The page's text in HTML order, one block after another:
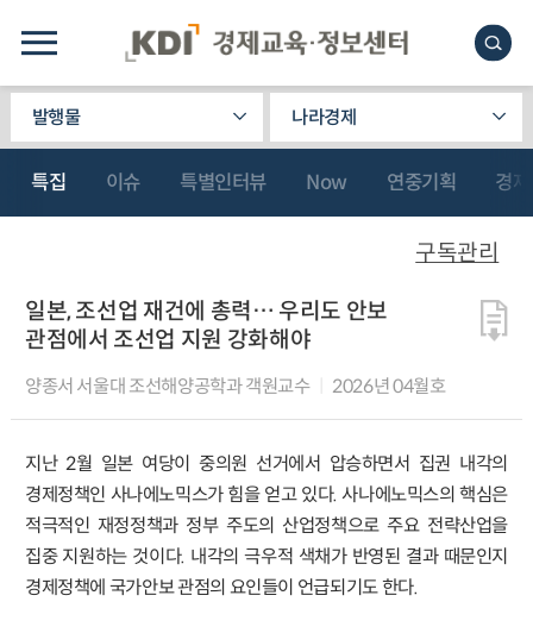
발행물 나라경제
특집 이슈 특별인터뷰 Now 연중기획 경
일본, 조선업 재건에 총력… 우리도 안보
관점에서 조선업 지원 강화해야
양종서 서울대 조선해양공학과 객원교수 2026년 04월호
지난 2월 일본 여당이 중의원 선거에서 압승하면서 집권 내각의
경제정책인 사나에노믹스가 힘을 얻고 있다. 사나에노믹스의 핵심은
적극적인 재정정책과 정부 주도의 산업정책으로 주요 전략산업을
집중 지원하는 것이다. 내각의 극우적 색채가 반영된 결과 때문인지
경제정책에 국가안보 관점의 요인들이 언급되기도 한다.
구독관리